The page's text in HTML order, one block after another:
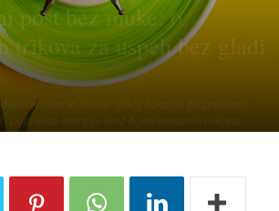
post bez muke: 6
trikova za uspeh bez gladi
već način života. Otkrij kako da ga pravilno
i poboljšaš energiju kroz 6 jednostavnih trikova.